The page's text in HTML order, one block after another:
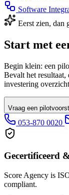
Software
Eerst zien, dan
Start met
Begin klein: een
Bevalt het
investering
Vraag een
053-870 0020
Gecertificeerd
Score Agency is
compliant.